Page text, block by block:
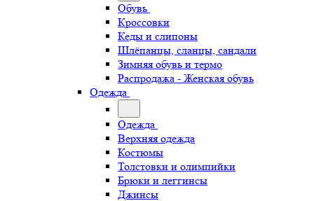
Обувь
Кроссовки
Кеды и слипоны
Шлёпанцы, сланцы, сандали
Зимняя обувь и термо
Распродажа - Женская обувь
Одежда
Одежда
Верхняя одежда
Костюмы
Толстовки и олимпийки
Брюки и леггинсы
Джинсы